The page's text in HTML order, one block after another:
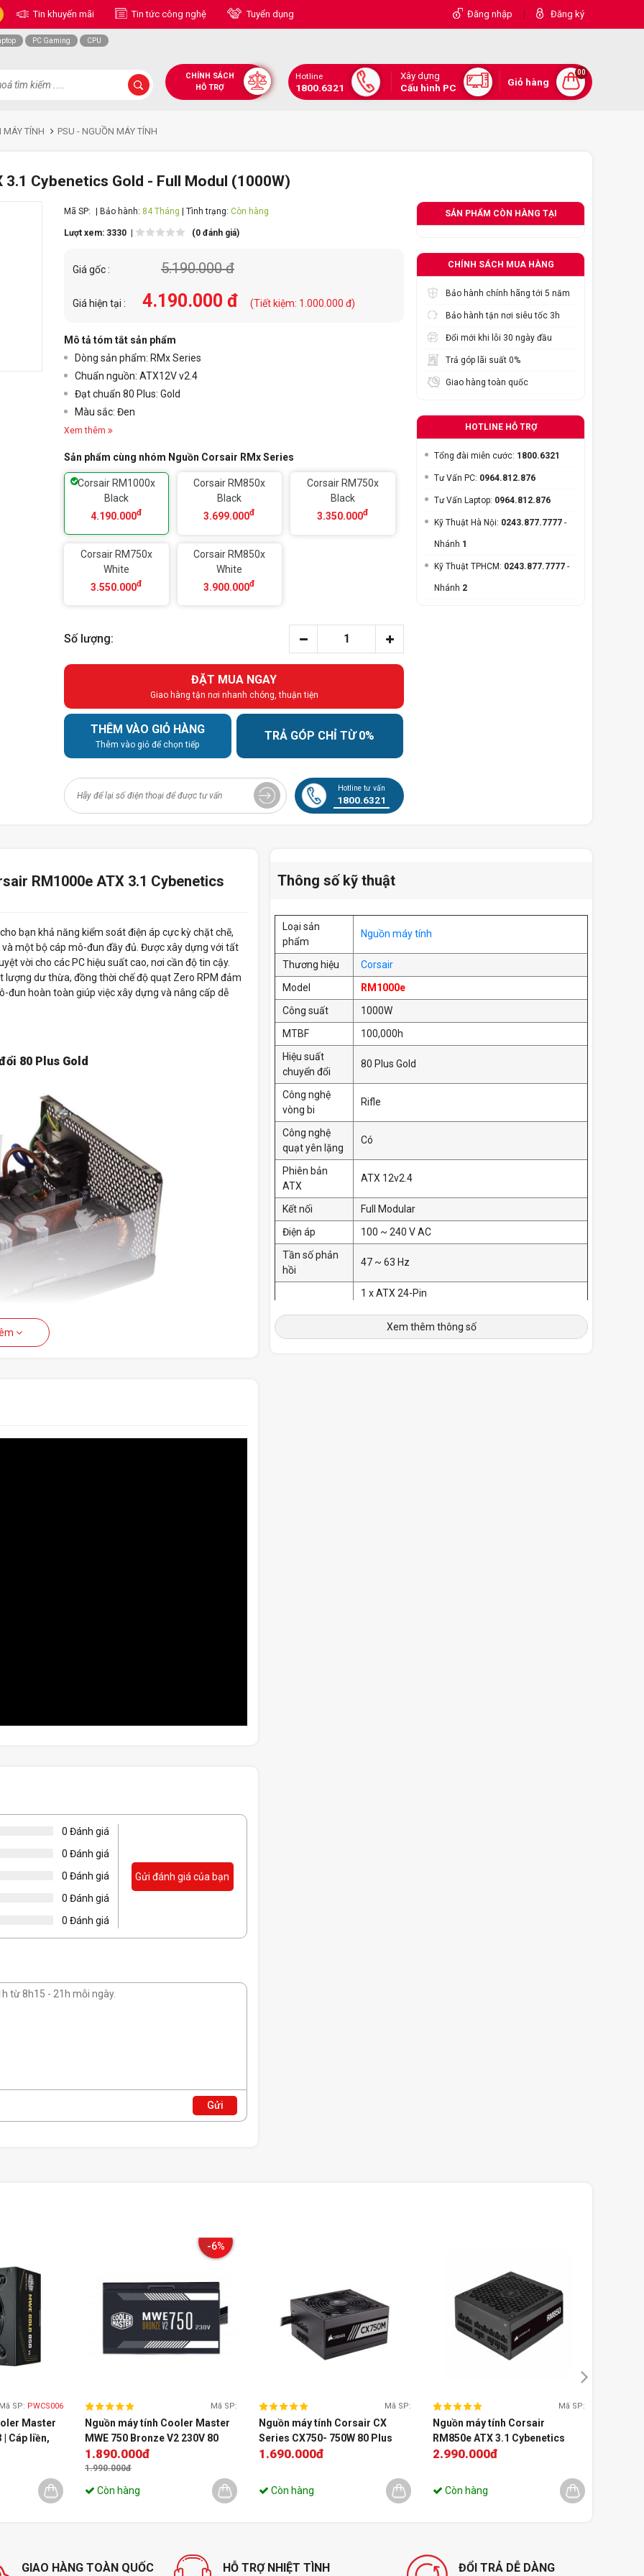
Tin khuyến mãi Tin tức công nghệ Tuyển dụng Đăng nhập | Đăng ký
PC Gaming
CPU
CHÍNH SÁCH
HỖ TRỢ
Hotline
1800.6321
Xây dựng
Cấu hình PC
Giỏ hàng
00
MÁY TÍNH PSU - NGUỒN MÁY TÍNH
Cybenetics Gold - Full Modul (1000W)
Mã SP: | Bảo hành: 84 Tháng | Tình trạng: Còn hàng
Lượt xem: 3330 | (0 đánh giá)
Giá gốc : 5.190.000 đ
Giá hiện tại : 4.190.000 đ (Tiết kiệm: 1.000.000 đ)
Mô tả tóm tắt sản phẩm
Dòng sản phẩm: RMx Series
Chuẩn nguồn: ATX12V v2.4
Đạt chuẩn 80 Plus: Gold
Màu sắc: Đen
Xem thêm
Sản phẩm cùng nhóm Nguồn Corsair RMx Series
Corsair RM1000x
Black
4.190.000đ
Corsair RM850x
Black
3.699.000đ
Corsair RM750x
Black
3.350.000đ
Corsair RM750x
White
3.550.000đ
Corsair RM850x
White
3.900.000đ
Số lượng:
ĐẶT MUA NGAY
Giao hàng tận nơi nhanh chóng, thuận tiện
THÊM VÀO GIỎ HÀNG
Thêm vào giỏ để chọn tiếp
TRẢ GÓP CHỈ TỪ 0%
Hotline tư vấn
1800.6321
SẢN PHẨM CÒN HÀNG TẠI
CHÍNH SÁCH MUA HÀNG
Bảo hành chính hãng tới 5 năm
Bảo hành tận nơi siêu tốc 3h
Đổi mới khi lỗi 30 ngày đầu
Trả góp lãi suất 0%
Giao hàng toàn quốc
HOTLINE HỖ TRỢ
Tổng đài miễn cước: 1800.6321
Tư Vấn PC: 0964.812.876
Tư Vấn Laptop: 0964.812.876
Kỹ Thuật Hà Nội: 0243.877.7777 -
Nhánh 1
Kỹ Thuật TPHCM: 0243.877.7777 -
Nhánh 2
RM1000e ATX 3.1 Cybenetics
bạn khả năng kiểm soát điện áp cực kỳ chặt chẽ,
một bộ cáp mô-đun đầy đủ. Được xây dựng với tất
vời cho các PC hiệu suất cao, nơi cần độ tin cậy.
lượng dư thừa, đồng thời chế độ quạt Zero RPM đảm
đun hoàn toàn giúp việc xây dựng và nâng cấp dễ
80 Plus Gold
cáp mà hệ thống của bạn cần, bạn có thể tùy ý loại
0 Đánh giá
0 Đánh giá
0 Đánh giá
0 Đánh giá
0 Đánh giá
Gửi đánh giá của bạn
Gửi
Thông số kỹ thuật
Loại sản
phẩm
Nguồn máy tính
Thương hiệu
Corsair
Model
RM1000e
Công suất
1000W
MTBF
100,000h
Hiệu suất
chuyển đổi
80 Plus Gold
Công nghệ
vòng bi
Rifle
Công nghệ
quạt yên lặng
Có
Phiên bản
ATX
ATX 12v2.4
Kết nối
Full Modular
Điện áp
100 ~ 240 V AC
Tần số phản
hồi
47 ~ 63 Hz
1 x ATX 24-Pin
8 x PCIe 8-Pin (6+2)
4 x Pata 4-Pin
Xem thêm thông số
Mã SP: PWCS006
Master
| Cáp liền,
BEU)
-6%
Mã SP:
Nguồn máy tính Cooler Master
MWE 750 Bronze V2 230V 80
Plus Bronze
1.890.000đ
1.990.000đ
Còn hàng
Mã SP:
Nguồn máy tính Corsair CX
Series CX750- 750W 80 Plus
Bronze
1.690.000đ
Còn hàng
Mã SP:
Nguồn máy tính Corsair
RM850e ATX 3.1 Cybenetics
Gold - Full Modul
2.990.000đ
Còn hàng
GIAO HÀNG TOÀN QUỐC HỖ TRỢ NHIỆT TÌNH ĐỔI TRẢ DỄ DÀNG